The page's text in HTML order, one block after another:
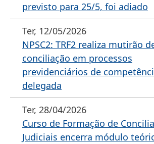
previsto para 25/5, foi adiado
Ter, 12/05/2026
NPSC2: TRF2 realiza mutirão
conciliação em processos
previdenciários de
delegada
Ter, 28/04/2026
Curso de Formação de
Judiciais encerra módulo